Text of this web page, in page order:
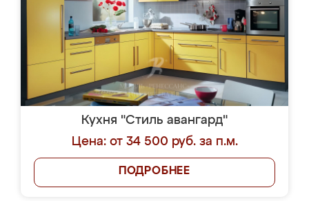
Кухня "Стиль авангард"
Цена: от 34 500 руб. за п.м.
ПОДРОБНЕЕ